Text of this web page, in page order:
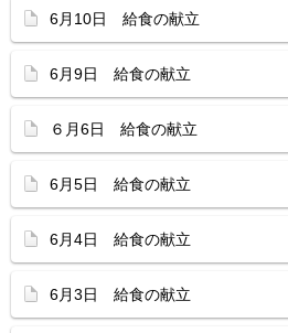
6月10日 給食の献立
6月9日 給食の献立
６月6日 給食の献立
6月5日 給食の献立
6月4日 給食の献立
6月3日 給食の献立